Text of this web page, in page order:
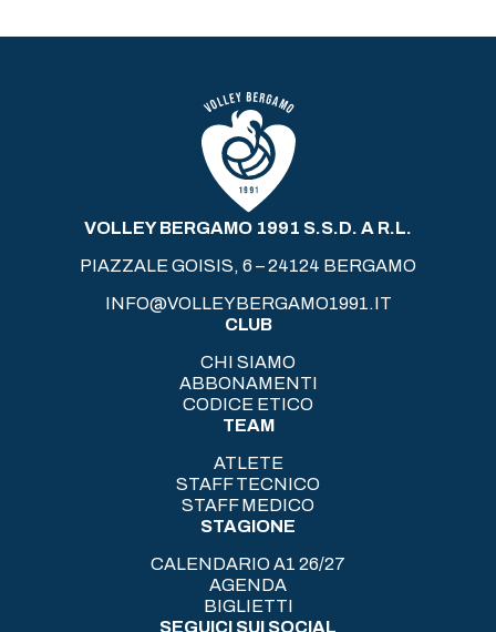
VOLLEY BERGAMO 1991 S.S.D. A R.L.
PIAZZALE GOISIS, 6 – 24124 BERGAMO
INFO@VOLLEYBERGAMO1991.IT
CLUB
CHI SIAMO
ABBONAMENTI
CODICE ETICO
TEAM
ATLETE
STAFF TECNICO
STAFF MEDICO
STAGIONE
CALENDARIO A1 26/27
AGENDA
BIGLIETTI
SEGUICI SUI SOCIAL